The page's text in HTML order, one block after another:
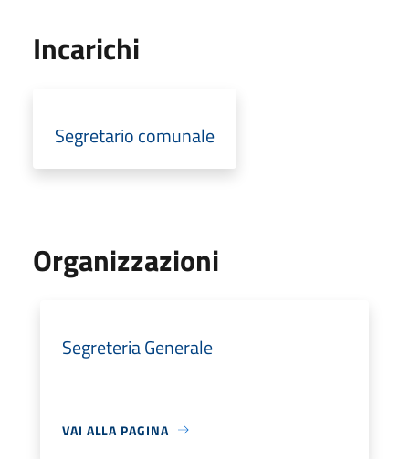
Incarichi
Segretario comunale
Organizzazioni
Segreteria Generale
VAI ALLA PAGINA